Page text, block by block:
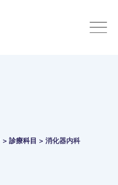
> 診療科目 > 消化器内科